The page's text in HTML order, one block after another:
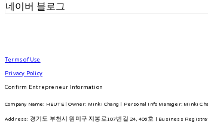
네이버 블로그
Terms of Use
Privacy Policy
Confirm Entrepreneur Information
Company Name: HEUTE | Owner: Minki Chang | Personal Info Manager: Minki
Address: 경기도 부천시 원미구 지봉로107번길 24, 406호 | Business